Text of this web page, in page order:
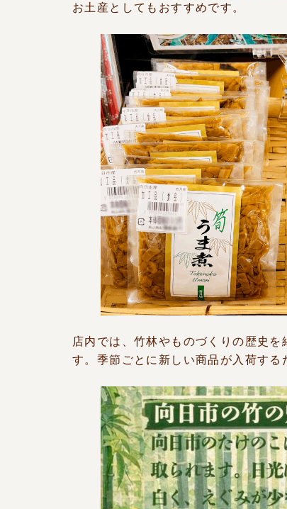
お土産としてもおすすめです。
店内では、竹林やものづくりの歴史
す。季節ごとに新しい商品が入荷する